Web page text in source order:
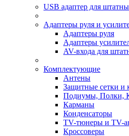
USB адаптер для
Адаптеры руля и
Адаптеры руля
Адаптеры
AV-входа для
Комплектующие
Антены
Защитные сетки и
Подиумы, Полки,
Карманы
Конденсаторы
TV-тюнеры и TV-
Кроссоверы